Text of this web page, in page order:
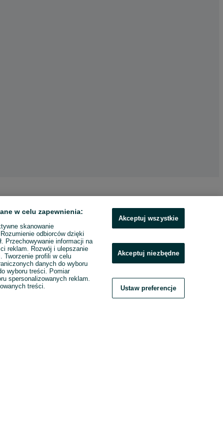
w celu zapewnienia:
skanowanie
odbiorców dzięki
Przechowywanie informacji na
reklam. Rozwój i ulepszanie
Tworzenie profili w celu
danych do wyboru
wyboru treści. Pomiar
spersonalizowanych reklam.
treści.
Akceptuj wszystkie
Akceptuj niezbędne
Ustaw preferencje